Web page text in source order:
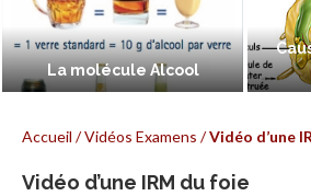
La molécule Alcool
Accueil /Vidéos Examens /Vidéo d’une
Vidéo d’une IRM du foie